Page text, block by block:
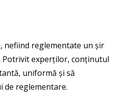
nefiind reglementate un șir
Potrivit experților, conținutul
uniformă și să
de reglementare.